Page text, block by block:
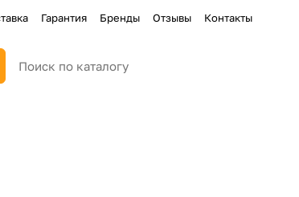
Гарантия Бренды Отзывы Контакты